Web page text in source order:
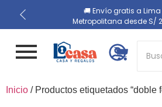
🚚 Envío gratis a Lima
Metropolitana desde S/
🔒 Compra 100% segura
📍 Recojo en almacén el
mismo día
Button 1
Button 2
Inicio / Productos etiquetados “doble